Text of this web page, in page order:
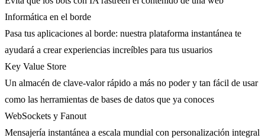
Informática en el borde
Pasa tus aplicaciones al borde: nuestra plataforma instantánea te
ayudará a crear experiencias increíbles para tus usuarios
Key Value Store
Un almacén de clave-valor rápido a más no poder y tan fácil de usar
como las herramientas de bases de datos que ya conoces
WebSockets y Fanout
Mensajería instantánea a escala mundial con personalización integral